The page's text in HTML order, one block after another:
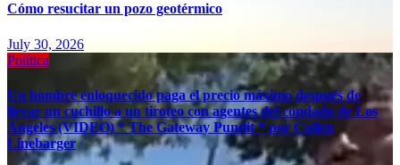
Cómo resucitar un pozo geotérmico
July 30, 2026
Política
Un hombre enloquecido paga el precio máximo después de
llevar un cuchillo a un tiroteo con agentes del condado de Los
Ángeles (VIDEO) * The Gateway Pundit * por Cullen
Linebarger